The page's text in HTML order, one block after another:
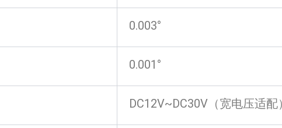
0.003°
0.001°
DC12V~DC30V（宽电压适配）